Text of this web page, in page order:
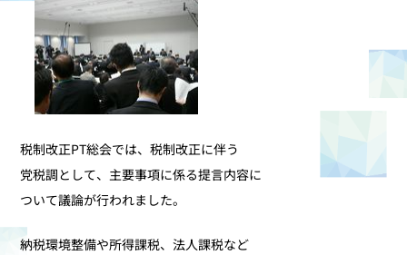
税制改正PT総会では、税制改正に伴う
党税調として、主要事項に係る提言内容に
ついて議論が行われました。
納税環境整備や所得課税、法人課税など